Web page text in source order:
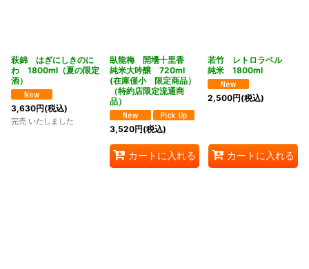
萩錦 はぎにしきのに
わ 1800ml（夏の限定
酒）
3,630円(税込)
完売 いたしました
臥龍梅 開壜十里香
純米大吟醸 720ml
(在庫僅小 限定商品）
（特約店限定流通商
品）
3,520円(税込)
カートに入れる
若竹 レトロラベル
純米 1800ml
2,500円(税込)
カートに入れる